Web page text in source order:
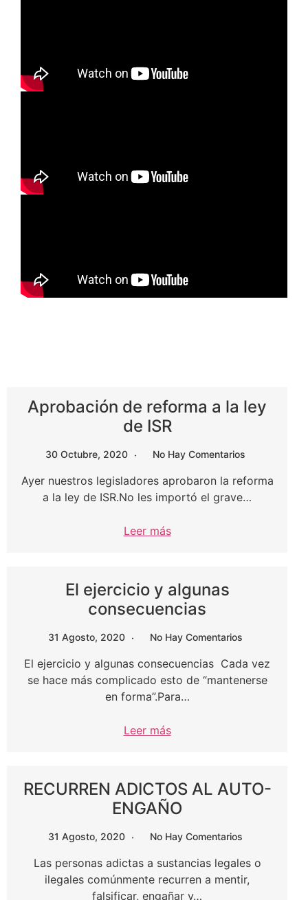
Aprobación de reforma a la ley
de ISR
30 Octubre, 2020 No Hay Comentarios
Ayer nuestros legisladores aprobaron la reforma
a la ley de ISR.No les importó el grave…
Leer más
El ejercicio y algunas
consecuencias
31 Agosto, 2020 No Hay Comentarios
El ejercicio y algunas consecuencias Cada vez
se hace más complicado esto de “mantenerse
en forma”.Para…
Leer más
RECURREN ADICTOS AL AUTO-
ENGAÑO
31 Agosto, 2020 No Hay Comentarios
Las personas adictas a sustancias legales o
ilegales comúnmente recurren a mentir,
falsificar, engañar y…